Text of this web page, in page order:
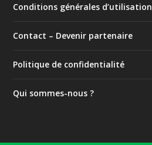
Conditions générales d’utilisation
Contact – Devenir partenaire
Politique de confidentialité
Qui sommes-nous ?